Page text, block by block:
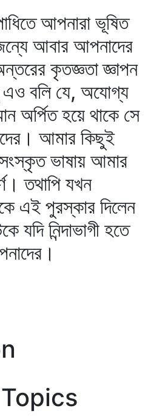
আপনারা ভূষিত
আবার আপনাদের
কৃতজ্ঞতা জ্ঞাপন
বলি যে, অযোগ্য
অর্পিত হয়ে থাকে সে
আমার কিছুই
ভাষায় আমার
তথাপি যখন
এই পুরস্কার দিলেন
যদি নিন্দাভাগী হতে